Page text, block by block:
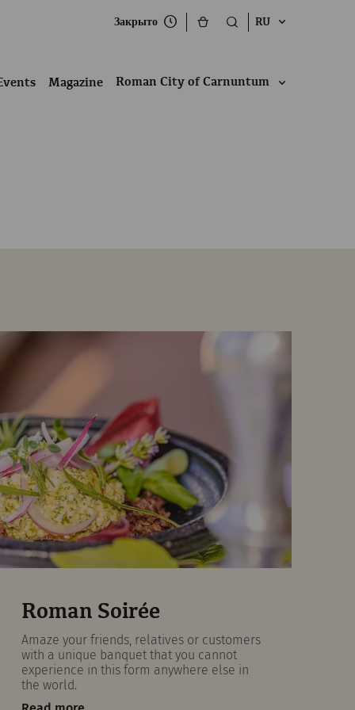
Закрыто RU
Magazine Roman City of Carnuntum
Roman Soirée
Amaze your friends, relatives or customers
with a unique banquet that you cannot
experience in this form anywhere else in
the world.